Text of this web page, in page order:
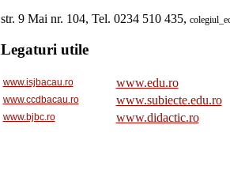
str. 9 Mai nr. 104, Tel. 0234 510 435,
Legaturi utile
www.isjbacau.ro www.edu.ro
www.ccdbacau.ro www.subiecte.edu.ro
www.bjbc.ro www.didactic.ro